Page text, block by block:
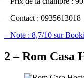
– Contact : 0935613018
– Note : 8,7/10 sur
2 – Rom Casa